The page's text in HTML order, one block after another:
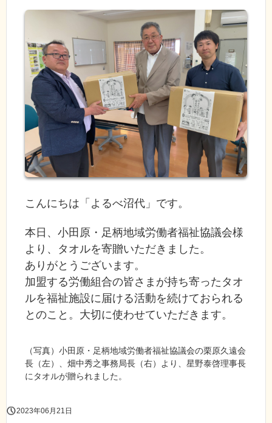
こんにちは「よるべ沼代」です。
本日、小田原・足柄地域労働者福祉協議会様
より、タオルを寄贈いただきました。
ありがとうございます。
加盟する労働組合の皆さまが持ち寄ったタオ
ルを福祉施設に届ける活動を続けておられる
とのこと。大切に使わせていただきます。
（写真）小田原・足柄地域労働者福祉協議会の栗原久遠会
長（左）、畑中秀之事務局長（右）より、星野泰啓理事長
にタオルが贈られました。
2023年06月21日